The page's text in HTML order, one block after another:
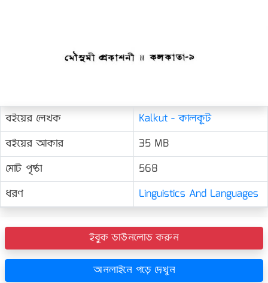
বইয়ের লেখক
Kalkut - কালকূট
বইয়ের আকার
35 MB
মোট পৃষ্ঠা
568
ধরণ
Linguistics And Languages
ইবুক ডাউনলোড করুন
অনলাইনে পড়ে দেখুন